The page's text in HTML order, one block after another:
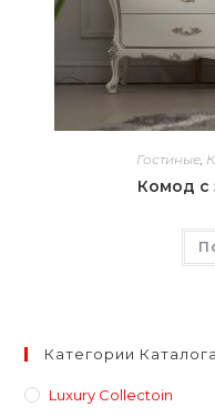
Гостиные,
Комод с
Категории Каталога
Luxury Collectoin